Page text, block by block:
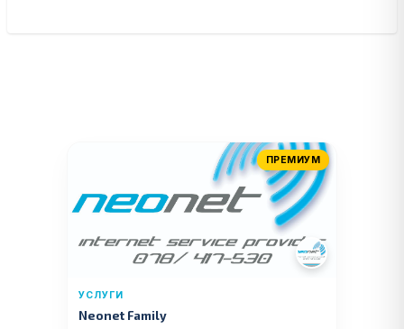
ПРЕМИУМ
УСЛУГИ
Neonet Family